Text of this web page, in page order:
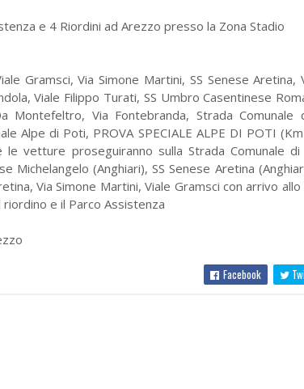
e 4 Riordini ad Arezzo presso la Zona Stadio
Gramsci, Via Simone Martini, SS Senese Aretina,
Viale Filippo Turati, SS Umbro Casentinese
Montefeltro, Via Fontebranda, Strada
Alpe di Poti, PROVA SPECIALE ALPE DI POTI
le vetture proseguiranno sulla Strada Comunale
Michelangelo (Anghiari), SS Senese Aretina
Via Simone Martini, Viale Gramsci con arrivo
e il Parco Assistenza
Facebook